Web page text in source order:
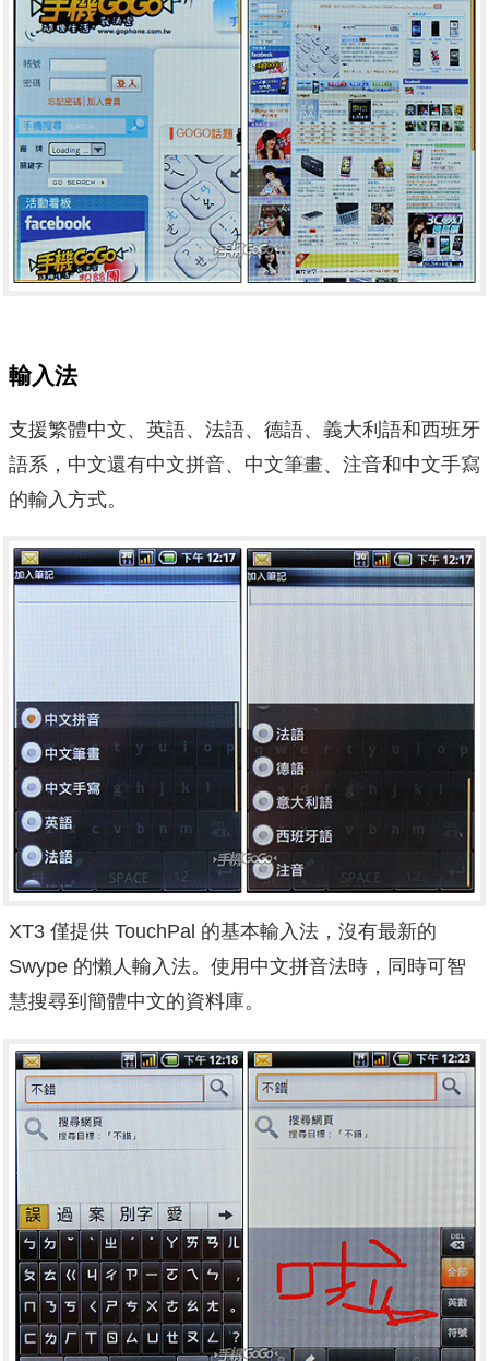
輸入法
支援繁體中文、英語、法語、德語、義大利語和西班牙
語系，中文還有中文拼音、中文筆畫、注音和中文手寫
的輸入方式。
XT3 僅提供 TouchPal 的基本輸入法，沒有最新的
Swype 的懶人輸入法。使用中文拼音法時，同時可智
慧搜尋到簡體中文的資料庫。